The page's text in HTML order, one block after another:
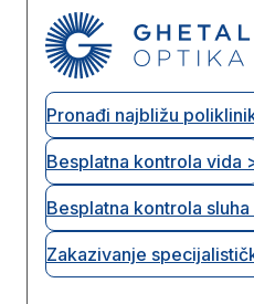
Pronađi najbližu
Besplatna kontrola vida
Besplatna kontrola sluha
Zakazivanje